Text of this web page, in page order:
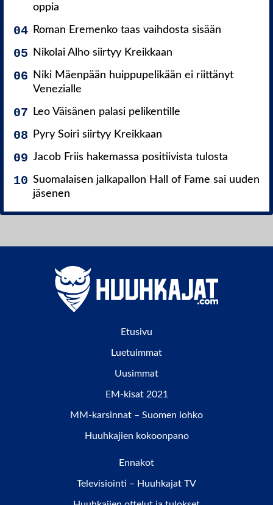
oppia
Roman Eremenko taas vaihdosta sisään
Nikolai Alho siirtyy Kreikkaan
Niki Mäenpään huippupelikään ei riittänyt
Venezialle
Leo Väisänen palasi pelikentille
Pyry Soiri siirtyy Kreikkaan
Jacob Friis hakemassa positiivista tulosta
Suomalaisen jalkapallon Hall of Fame sai uuden
jäsenen
Etusivu
Luetuimmat
Uusimmat
EM-kisat 2021
MM-karsinnat – Suomen lohko
Huuhkajien kokoonpano
Ennakot
Televisiointi – Huuhkajat TV